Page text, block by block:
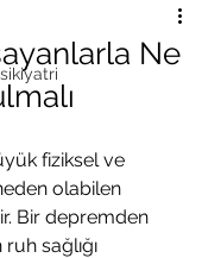
Ne
fiziksel ve
olabilen
Bir depremden
sağlığı